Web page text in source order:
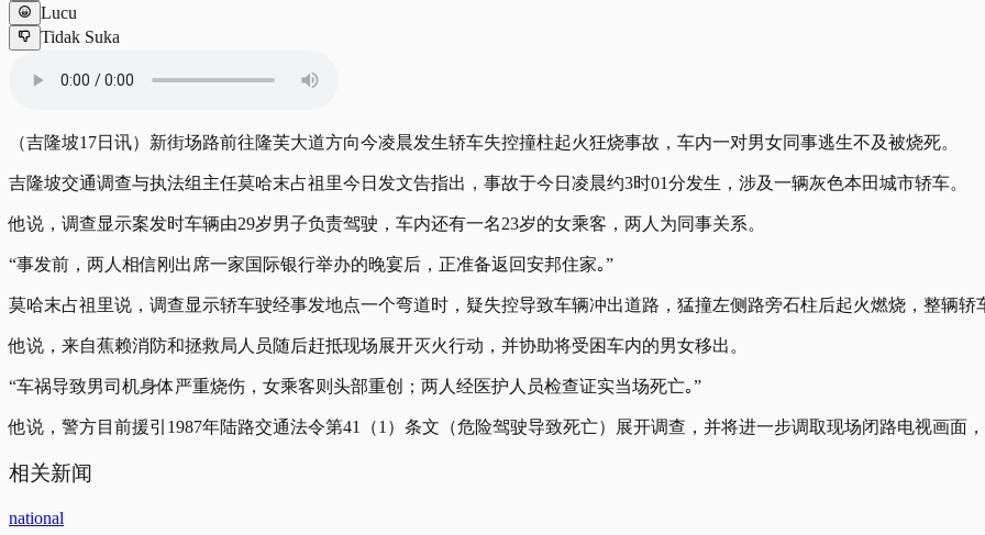
Lucu
Tidak Suka
（吉隆坡17日讯）新街场路前往隆芙大道方向今凌晨发生轿车失控撞柱起火狂烧事故，车内一对男女同事逃生不及被烧死。
吉隆坡交通调查与执法组主任莫哈末占祖里今日发文告指出，事故于今日凌晨约3时01分发生，涉及一辆灰色本田城市轿车。
他说，调查显示案发时车辆由29岁男子负责驾驶，车内还有一名23岁的女乘客，两人为同事关系。
“事发前，两人相信刚出席一家国际银行举办的晚宴后，正准备返回安邦住家｡”
莫哈末占祖里说，调查显示轿车驶经事发地点一个弯道时，疑失控导致车辆冲出道路，猛撞左侧路旁石柱后起火燃烧，整辆轿
他说，来自蕉赖消防和拯救局人员随后赶抵现场展开灭火行动，并协助将受困车内的男女移出。
“车祸导致男司机身体严重烧伤，女乘客则头部重创；两人经医护人员检查证实当场死亡｡”
他说，警方目前援引1987年陆路交通法令第41（1）条文（危险驾驶导致死亡）展开调查，并将进一步调取现场闭路电视画面
相关新闻
national